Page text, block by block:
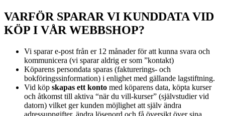
VARFÖR SPARAR VI KUNDDATA VID
KÖP I VÅR WEBBSHOP?
Vi sparar e-post från er 12 månader för att kunna svara och
kommunicera (vi sparar aldrig er som ”kontakt)
Köparens persondata sparas (fakturerings- och
bokföringssinformation) i enlighet med gällande lagstiftning.
Vid köp skapas ett konto med köparens data, köpta kurser
och åtkomst till aktiva “när du vill-kurser” (självstudier vid
datorn) vilket ger kunden möjlighet att själv ändra
adressuppgifter, ändra lösenord och få översikt över sina